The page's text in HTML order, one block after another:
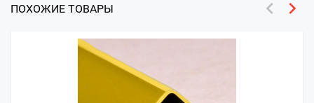
ПОХОЖИЕ ТОВАРЫ